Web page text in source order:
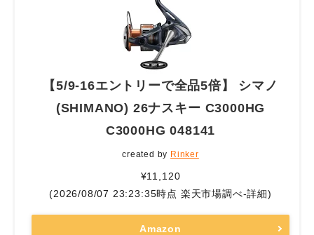
【5/9-16エントリーで全品5倍】 シマノ
(SHIMANO) 26ナスキー C3000HG
C3000HG 048141
created by Rinker
¥11,120
(2026/08/07 23:23:35時点 楽天市場調べ-詳細)
Amazon